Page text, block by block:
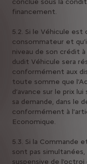
conclue sous la
financement.
5.2. Si le Véhicule
consommateur et
niveau de son crédit
dudit Véhicule sera
conformément aux
toute somme que
d’avance sur le prix
sa demande, dans le
conformément à
Economique.
5.3. Si la Commande
sont pas
suspensive de